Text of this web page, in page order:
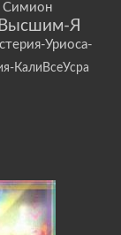
Симион
Высшим-Я
Уриоса-
КалиВсеУсра